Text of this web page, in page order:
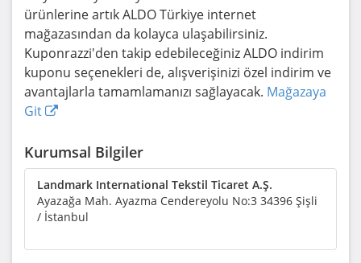
ürünlerine artık ALDO Türkiye internet
mağazasından da kolayca ulaşabilirsiniz.
Kuponrazzi'den takip edebileceğiniz ALDO indirim
kuponu seçenekleri de, alışverişinizi özel indirim ve
avantajlarla tamamlamanızı sağlayacak. Mağazaya
Git
Kurumsal Bilgiler
Landmark International Tekstil Ticaret A.Ş.
Ayazağa Mah. Ayazma Cendereyolu No:3 34396 Şişli
/ İstanbul